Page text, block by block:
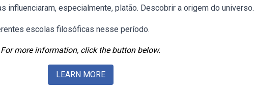
influenciaram, especialmente, platão. Descobrir a origem do universo.
escolas filosóficas nesse período.
For more information, click the button below.
LEARN MORE